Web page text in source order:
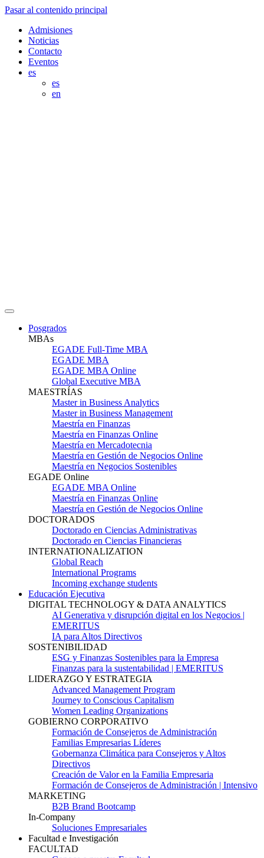
Pasar al contenido principal
Admisiones
Noticias
Contacto
Eventos
es
es
en
Posgrados
MBAs
EGADE Full-Time MBA
EGADE MBA
EGADE MBA Online
Global Executive MBA
MAESTRÍAS
Master in Business Analytics
Master in Business Management
Maestría en Finanzas
Maestría en Finanzas Online
Maestría en Mercadotecnia
Maestría en Gestión de Negocios Online
Maestría en Negocios Sostenibles
EGADE Online
EGADE MBA Online
Maestría en Finanzas Online
Maestría en Gestión de Negocios Online
DOCTORADOS
Doctorado en Ciencias Administrativas
Doctorado en Ciencias Financieras
INTERNATIONALIZATION
Global Reach
International Programs
Incoming exchange students
Educación Ejecutiva
DIGITAL TECHNOLOGY & DATA ANALYTICS
AI Generativa y disrupción digital en los Negocios |
EMERITUS
IA para Altos Directivos
SOSTENIBILIDAD
ESG y Finanzas Sostenibles para la Empresa
Finanzas para la sustentabilidad | EMERITUS
LIDERAZGO Y ESTRATEGIA
Advanced Management Program
Journey to Conscious Capitalism
Women Leading Organizations
GOBIERNO CORPORATIVO
Formación de Consejeros de Administración
Familias Empresarias Líderes
Gobernanza Climática para Consejeros y Altos
Directivos
Creación de Valor en la Familia Empresaria
Formación de Consejeros de Administración | Intensivo
MARKETING
B2B Brand Bootcamp
In-Company
Soluciones Empresariales
Facultad e Investigación
FACULTAD